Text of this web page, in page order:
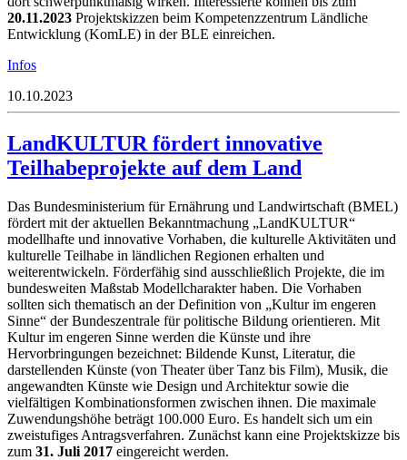
20.11.2023 Projektskizzen beim Kompetenzzentrum Ländliche
Entwicklung (KomLE) in der BLE einreichen.
Infos
10.10.2023
LandKULTUR fördert innovative
Teilhabeprojekte auf dem Land
Das Bundesministerium für Ernährung und Landwirtschaft (BMEL)
fördert mit der aktuellen Bekanntmachung „LandKULTUR“
modellhafte und innovative Vorhaben, die kulturelle Aktivitäten und
kulturelle Teilhabe in ländlichen Regionen erhalten und
weiterentwickeln. Förderfähig sind ausschließlich Projekte, die im
bundesweiten Maßstab Modellcharakter haben. Die Vorhaben
sollten sich thematisch an der Definition von „Kultur im engeren
Sinne“ der Bundeszentrale für politische Bildung orientieren. Mit
Kultur im engeren Sinne werden die Künste und ihre
Hervorbringungen bezeichnet: Bildende Kunst, Literatur, die
darstellenden Künste (von Theater über Tanz bis Film), Musik, die
angewandten Künste wie Design und Architektur sowie die
vielfältigen Kombinationsformen zwischen ihnen. Die maximale
Zuwendungshöhe beträgt 100.000 Euro. Es handelt sich um ein
zweistufiges Antragsverfahren. Zunächst kann eine Projektskizze bis
zum 31. Juli 2017 eingereicht werden.